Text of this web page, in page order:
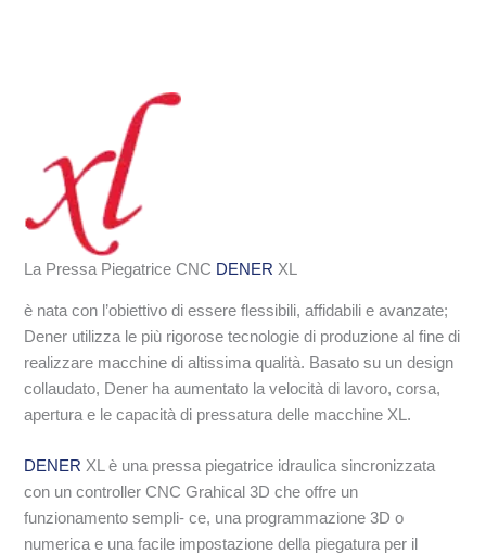
La Pressa Piegatrice CNC DENER XL
è nata con l’obiettivo di essere flessibili, affidabili e avanzate;
Dener utilizza le più rigorose tecnologie di produzione al fine di
realizzare macchine di altissima qualità. Basato su un design
collaudato, Dener ha aumentato la velocità di lavoro, corsa,
apertura e le capacità di pressatura delle macchine XL.
DENER XL è una pressa piegatrice idraulica sincronizzata
con un controller CNC Grahical 3D che offre un
funzionamento sempli- ce, una programmazione 3D o
numerica e una facile impostazione della piegatura per il